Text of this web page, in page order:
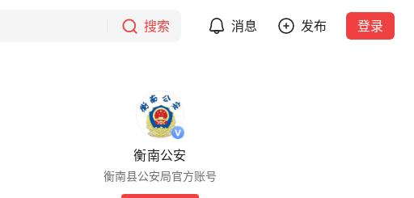
搜索 消息 发布 登录
衡南公安
衡南县公安局官方账号